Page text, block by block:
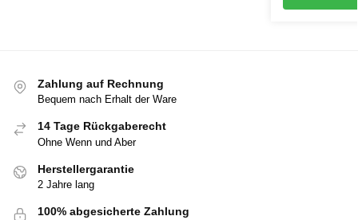
Zahlung auf Rechnung
Bequem nach Erhalt der Ware
14 Tage Rückgaberecht
Ohne Wenn und Aber
Herstellergarantie
2 Jahre lang
100% abgesicherte Zahlung